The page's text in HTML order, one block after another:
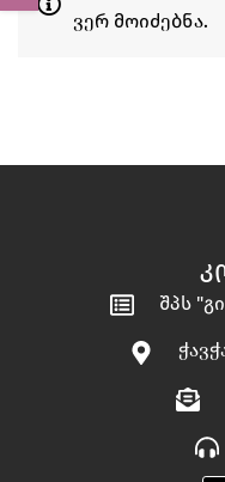
ვერ მოიძებნა.
შპს